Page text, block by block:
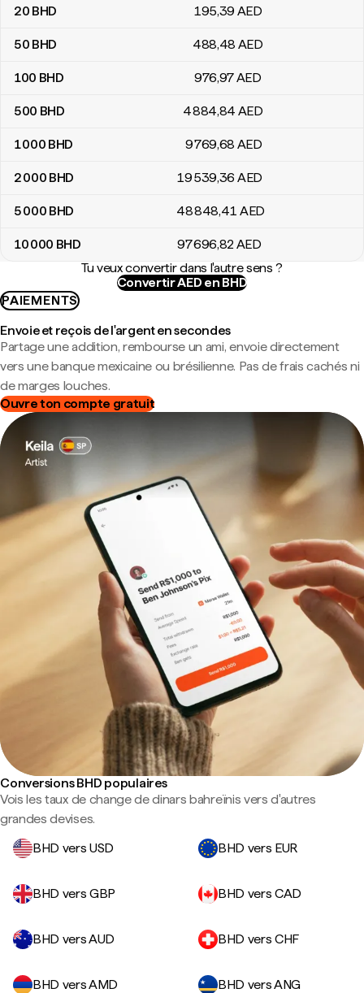
20 BHD 195,39 AED
50 BHD 488,48 AED
100 BHD 976,97AED
500 BHD 4 884,84 AED
1 000 BHD 9 769,68 AED
2 000 BHD 19 539,36 AED
5 000 BHD 48 848,41 AED
10 000 BHD 97 696,82AED
Tu veux convertir dans l'autre sens ?
Convertir AED en BHD
PAIEMENTS
Envoie et reçois de l'argent en secondes
Partage une addition, rembourse un ami, envoie directement
vers une banque mexicaine ou brésilienne. Pas de frais cachés ni
de marges louches.
Ouvre ton compte gratuit
Conversions BHD populaires
Vois les taux de change de dinars bahreïnis vers d'autres
grandes devises.
BHD vers USD
BHD vers EUR
BHD vers GBP BHD vers CAD
BHD vers AUD BHD vers CHF
BHD vers AMD
BHD vers ANG